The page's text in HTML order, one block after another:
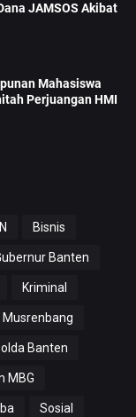
JAMSOS Akibat
Mahasiswa
Perjuangan HMI
Bisnis
Banten
Kriminal
Musrenbang
Banten
MBG
Sosial